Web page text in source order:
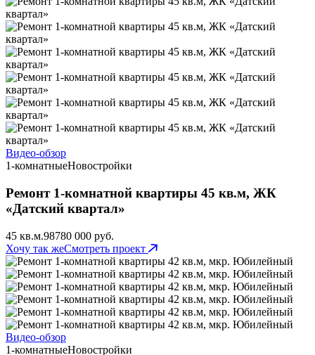
Видео-обзор
1-комнатныеНовостройки
Ремонт 1-комнатной квартиры 45 кв.м, ЖК
«Датский квартал»
45 кв.м.98780 000 руб.
Хочу так жеСмотреть проект
Видео-обзор
1-комнатныеНовостройки